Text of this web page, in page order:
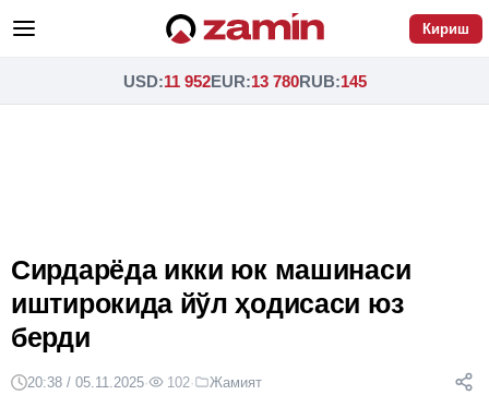
Кириш
USD:11 952EUR:13 780RUB:145
Сирдарёда икки юк машинаси
иштирокида йўл ҳодисаси юз
берди
20:38 / 05.11.2025· 102· Жамият